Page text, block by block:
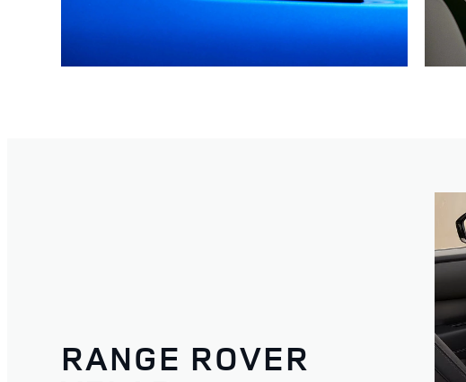
RANGE ROVER